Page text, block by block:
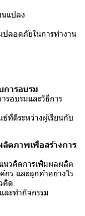
แปลง
ลอดภัยในการทำงาน
การอบรม
และวิธีการ
างผู้เรียนกับ
ภาพเพื่อสร้างการ
รเพิ่มผลผลิต
กร และลูกค้าอย่างไร
คิด
จกรรม